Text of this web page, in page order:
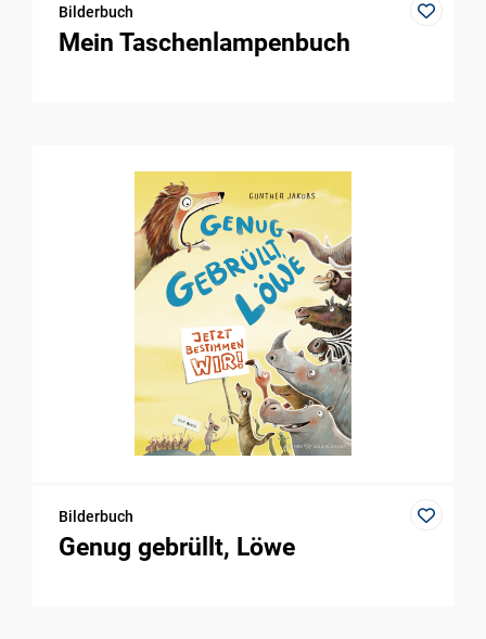
Bilderbuch
Mein Taschenlampenbuch
Bilderbuch
Genug gebrüllt, Löwe